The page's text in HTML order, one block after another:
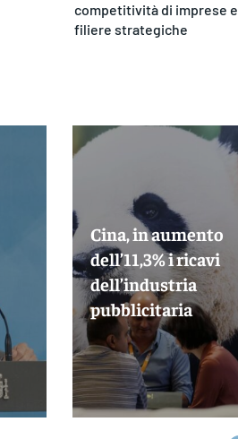
competitività di imprese e
filiere strategiche
Cina, in aumento
dell’11,3% i ricavi
dell’industria
pubblicitaria